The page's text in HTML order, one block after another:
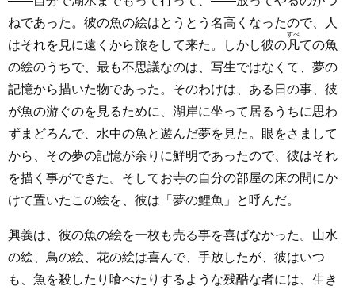
ねであった。彼の魚の絵はとうとう名高くなったので、人
はそれを見に遠くから旅をして来た。しかし彼の凡
すべ
ての魚
の絵のうちで、最も不思議なのは、写生ではなくて、夢の
記憶から描いた物であった。そのわけは、ある日の事、彼
が魚の游ぐのを見るために、湖岸に坐って居るうちに思わ
ずまどろんで、水中の魚と遊んだ夢を見た。眼をさまして
から、その夢の記憶が余りに鮮明であったので、彼はそれ
を描く事ができた。そしてお寺の自分の部屋の床の間にか
けて置いたこの絵を、彼は「夢の鯉魚」と呼んだ。
興義は、彼の魚の絵を一枚も売る事を喜ばなかった。山水
の絵、鳥の絵、花の絵は喜んで、手放したが、彼はいつ
も、魚を殺したり喰べたりするような残酷な者には、生き